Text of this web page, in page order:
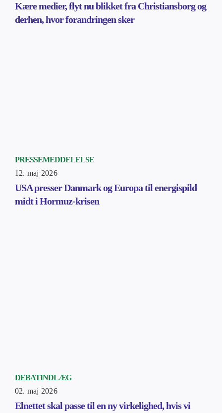
Kære medier, flyt nu blikket fra Christiansborg og
derhen, hvor forandringen sker
PRESSEMEDDELELSE
12. maj 2026
USA presser Danmark og Europa til energispild
midt i Hormuz-krisen
DEBATINDLÆG
02. maj 2026
Elnettet skal passe til en ny virkelighed, hvis vi